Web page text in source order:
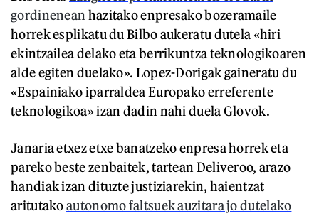
gordinenean hazitako enpresako bozeramaile
horrek esplikatu du Bilbo aukeratu dutela «hiri
ekintzailea delako eta berrikuntza teknologikoaren
alde egiten duelako». Lopez-Dorigak gaineratu du
«Espainiako iparraldea Europako erreferente
teknologikoa» izan dadin nahi duela Glovok.
Janaria etxez etxe banatzeko enpresa horrek eta
pareko beste zenbaitek, tartean Deliveroo, arazo
handiak izan dituzte justiziarekin, haientzat
aritutakoautonomo faltsuek auzitara jo dutelako